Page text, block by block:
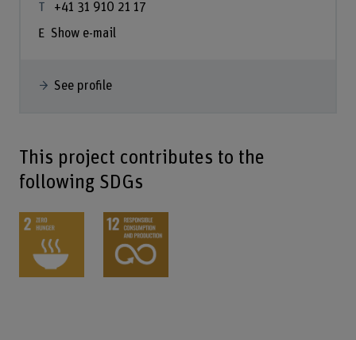
+41 31 910 21 17
Show e-mail
See profile
This project contributes to the
following SDGs